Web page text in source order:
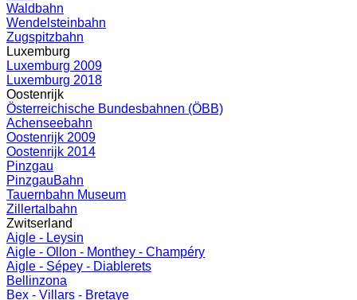
Waldbahn
Wendelsteinbahn
Zugspitzbahn
Luxemburg
Luxemburg 2009
Luxemburg 2018
Oostenrijk
Österreichische Bundesbahnen (ÖBB)
Achenseebahn
Oostenrijk 2009
Oostenrijk 2014
Pinzgau
PinzgauBahn
Tauernbahn Museum
Zillertalbahn
Zwitserland
Aigle - Leysin
Aigle - Ollon - Monthey - Champéry
Aigle - Sépey - Diablerets
Bellinzona
Bex - Villars - Bretaye